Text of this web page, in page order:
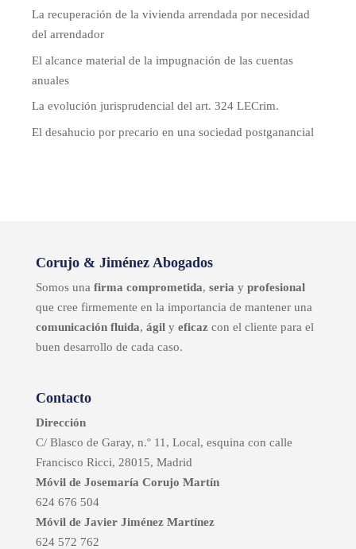
La recuperación de la vivienda arrendada por necesidad
del arrendador
El alcance material de la impugnación de las cuentas
anuales
La evolución jurisprudencial del art. 324 LECrim.
El desahucio por precario en una sociedad postganancial
Corujo & Jiménez Abogados
Somos una firma comprometida, seria y profesional
que cree firmemente en la importancia de mantener una
comunicación fluida, ágily eficazcon el cliente para el
buen desarrollo de cada caso.
Contacto
Dirección
C/ Blasco de Garay, n.º 11, Local, esquina con calle
Francisco Ricci, 28015, Madrid
Móvil de Josemaría Corujo Martín
624 676 504
Móvil de Javier Jiménez Martínez
624 572 762